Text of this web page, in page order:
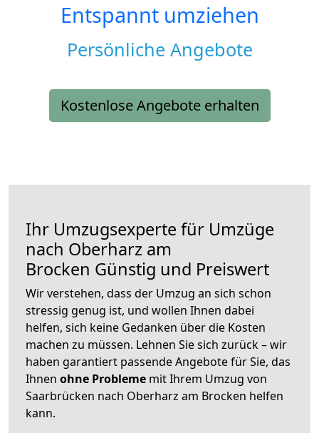
Entspannt umziehen
Persönliche Angebote
Kostenlose Angebote erhalten
Ihr Umzugsexperte für Umzüge
nach Oberharz am
Brocken Günstig und Preiswert
Wir verstehen, dass der Umzug an sich schon
stressig genug ist, und wollen Ihnen dabei
helfen, sich keine Gedanken über die Kosten
machen zu müssen. Lehnen Sie sich zurück – wir
haben garantiert passende Angebote für Sie, das
Ihnen ohne Probleme mit Ihrem Umzug von
Saarbrücken nach Oberharz am Brocken helfen
kann.